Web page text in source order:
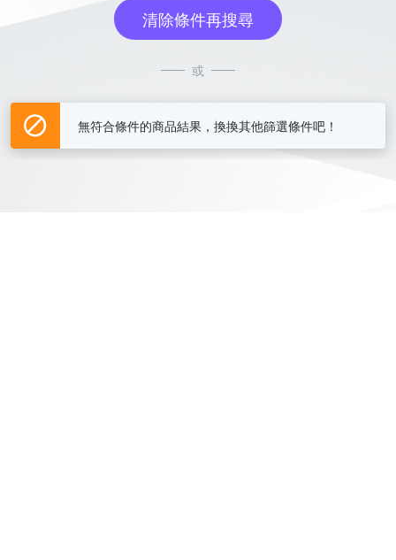
清除條件再搜尋
或
無符合條件的商品結果，換換其他篩選條件吧！